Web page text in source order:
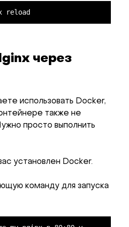
reload
через
использовать Docker,
также не
просто выполнить
установлен Docker.
команду для запуска